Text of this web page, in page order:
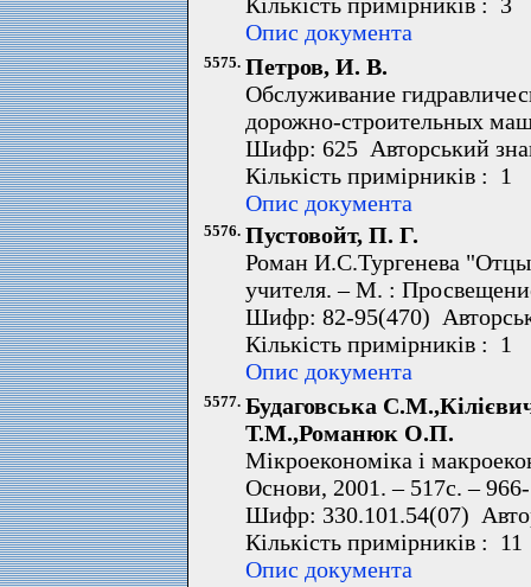
Опис документа
5575. Петров, И. В.
Обслуживание
дорожно-строительных
Шифр: 625 Авторський
Кількість примірників :
Опис документа
5576. Пустовойт, П. Г.
Роман И.С.Тургенева
учителя. – М. :
Шифр: 82-95(470)
Кількість примірників :
Опис документа
5577. Будаговська
Т.М.,Романюк О.П.
Мікроекономіка і
Основи, 2001. – 517с. –
Шифр: 330.101.54(07)
Кількість примірників :
Опис документа